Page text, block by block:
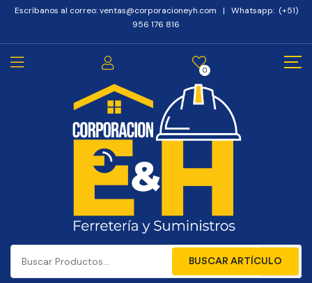
Escríbanos al correo: ventas@corporacioneyh.com | Whatsapp: (+51)
956 176 816
0
BUSCAR ARTÍCULO